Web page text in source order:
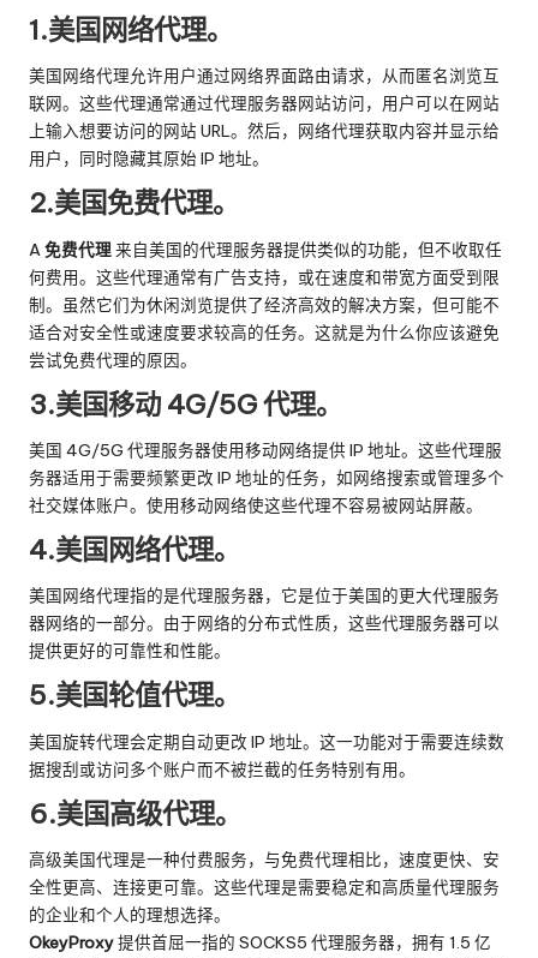
1.美国网络代理。
美国网络代理允许用户通过网络界面路由请求，从而匿名浏览互
联网。这些代理通常通过代理服务器网站访问，用户可以在网站
上输入想要访问的网站 URL。然后，网络代理获取内容并显示给
用户，同时隐藏其原始 IP 地址。
2.美国免费代理。
A 免费代理来自美国的代理服务器提供类似的功能，但不收取任
何费用。这些代理通常有广告支持，或在速度和带宽方面受到限
制。虽然它们为休闲浏览提供了经济高效的解决方案，但可能不
适合对安全性或速度要求较高的任务。这就是为什么你应该避免
尝试免费代理的原因。
3.美国移动 4G/5G 代理。
美国 4G/5G 代理服务器使用移动网络提供 IP 地址。这些代理服
务器适用于需要频繁更改 IP 地址的任务，如网络搜索或管理多个
社交媒体账户。使用移动网络使这些代理不容易被网站屏蔽。
4.美国网络代理。
美国网络代理指的是代理服务器，它是位于美国的更大代理服务
器网络的一部分。由于网络的分布式性质，这些代理服务器可以
提供更好的可靠性和性能。
5.美国轮值代理。
美国旋转代理会定期自动更改 IP 地址。这一功能对于需要连续数
据搜刮或访问多个账户而不被拦截的任务特别有用。
6.美国高级代理。
高级美国代理是一种付费服务，与免费代理相比，速度更快、安
全性更高、连接更可靠。这些代理是需要稳定和高质量代理服务
的企业和个人的理想选择。
OkeyProxy提供首屈一指的 SOCKS5 代理服务器，拥有 1.5 亿